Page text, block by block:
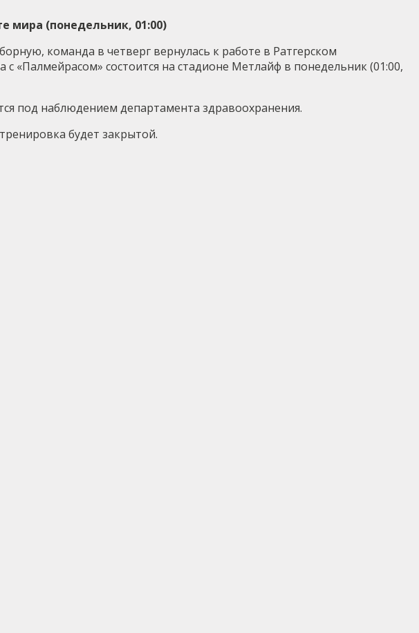
мира (понедельник, 01:00)
команда в четверг вернулась к работе в Ратгерском
«Палмейрасом» состоится на стадионе Метлайф в понедельник (01:00,
под наблюдением департамента здравоохранения.
будет закрытой.